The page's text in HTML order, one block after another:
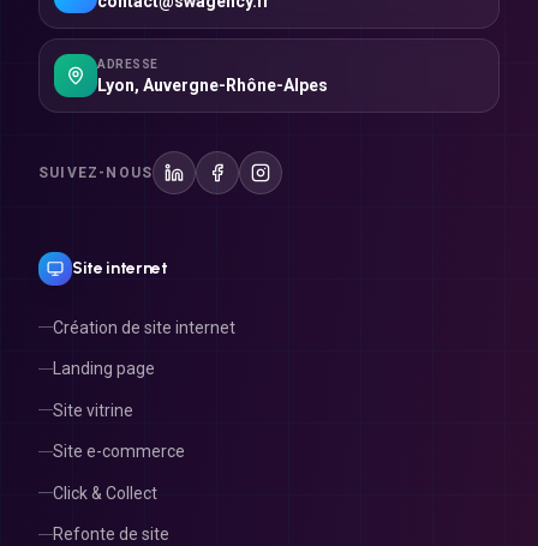
ADRESSE
Lyon, Auvergne-Rhône-Alpes
SUIVEZ-NOUS
Site internet
Création de site internet
Landing page
Site vitrine
Site e-commerce
Click & Collect
Refonte de site